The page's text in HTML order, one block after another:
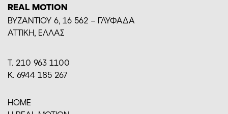
REAL MOTION
BYZANTIOY 6, 16 562 – ΓΛΥΦΑΔΑ
ΑΤΤΙΚΗ, ΕΛΛΑΣ
Τ. 210 963 1100
Κ. 6944 185 267
HOME